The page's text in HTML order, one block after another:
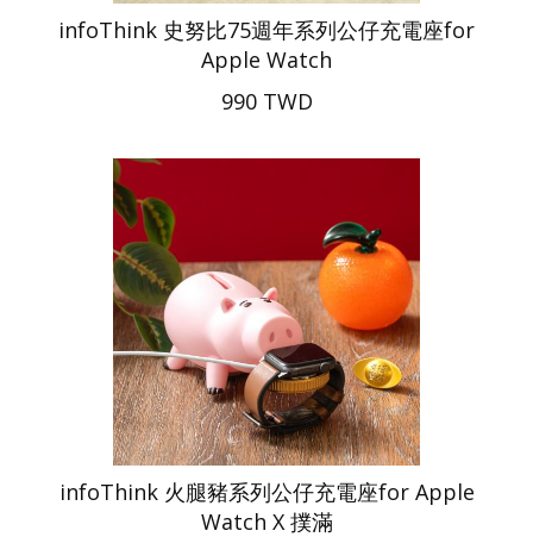
infoThink 史努比75週年系列公仔充電座for
Apple Watch
990 TWD
infoThink 火腿豬系列公仔充電座for Apple
Watch X 撲滿